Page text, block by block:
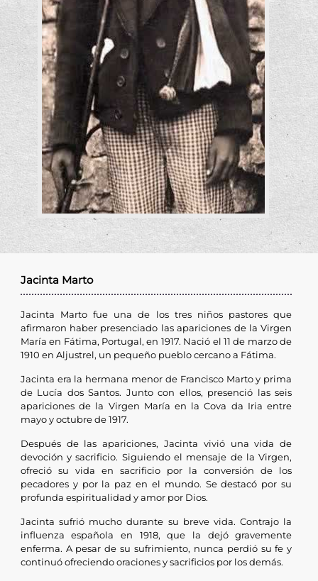
Jacinta Marto
Jacinta Marto fue una de los tres niños pastores que
afirmaron haber presenciado las apariciones de la Virgen
María en Fátima, Portugal, en 1917. Nació el 11 de marzo de
1910 en Aljustrel, un pequeño pueblo cercano a Fátima.
Jacinta era la hermana menor de Francisco Marto y prima
de Lucía dos Santos. Junto con ellos, presenció las seis
apariciones de la Virgen María en la Cova da Iria entre
mayo y octubre de 1917.
Después de las apariciones, Jacinta vivió una vida de
devoción y sacrificio. Siguiendo el mensaje de la Virgen,
ofreció su vida en sacrificio por la conversión de los
pecadores y por la paz en el mundo. Se destacó por su
profunda espiritualidad y amor por Dios.
Jacinta sufrió mucho durante su breve vida. Contrajo la
influenza española en 1918, que la dejó gravemente
enferma. A pesar de su sufrimiento, nunca perdió su fe y
continuó ofreciendo oraciones y sacrificios por los demás.